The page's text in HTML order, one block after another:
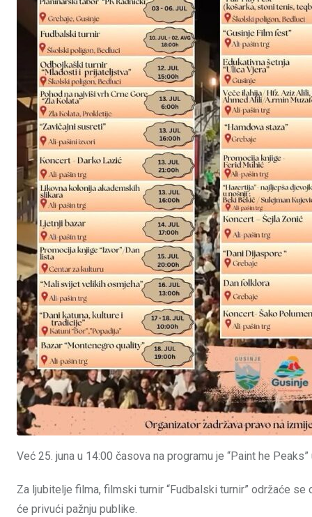
Već 25. juna u 14:00 časova na programu je “Paint he Peaks”
Za ljubitelje filma, filmski turnir “Fudbalski turnir” održaće
će privući pažnju publike.